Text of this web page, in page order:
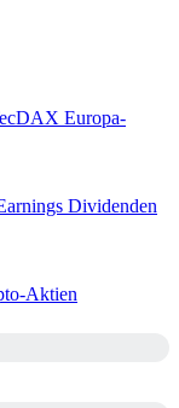
Europa-
Dividenden
Aktien